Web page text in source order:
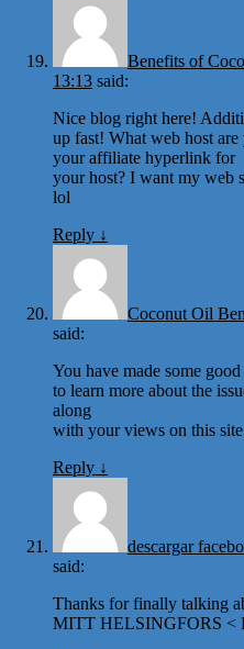
Benefits of
13:13 said:
Nice blog right here!
up fast! What web host
your affiliate hyperlink for
your host? I want my web
lol
Reply ↓
Coconut Oil
said:
You have made some
to learn more about the
along
with your views on this
Reply ↓
descargar
said:
Thanks for finally talking
MITT HELSINGFORS <